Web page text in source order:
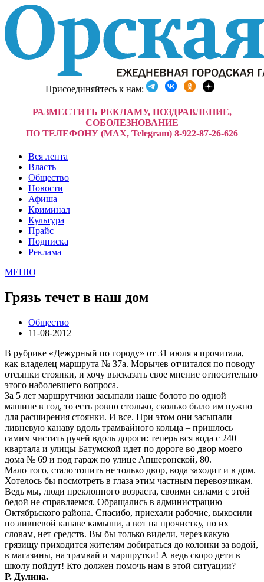
Присоединяйтесь к нам:
РАЗМЕСТИТЬ РЕКЛАМУ, ПОЗДРАВЛЕНИЕ,
СОБОЛЕЗНОВАНИЕ
ПО ТЕЛЕФОНУ (MAX, Telegram) 8-922-87-26-626
Вся лента
Власть
Общество
Новости
Афиша
Криминал
Культура
Прайс
Подписка
Реклама
МЕНЮ
Грязь течет в наш дом
Общество
11-08-2012
В рубрике «Дежурный по городу» от 31 июля я прочитала,
как владелец маршрута № 37а. Морычев отчитался по поводу
отсыпки стоянки, и хочу высказать свое мнение относительно
этого наболевшего вопроса.
За 5 лет маршрутчики засыпали наше болото по одной
машине в год, то есть ровно столько, сколько было им нужно
для расширения стоянки. И все. При этом они засыпали
ливневую канаву вдоль трамвайного кольца – пришлось
самим чистить ручей вдоль дороги: теперь вся вода с 240
квартала и улицы Батумской идет по дороге во двор моего
дома № 69 и под гараж по улице Апшеронской, 80.
Мало того, стало топить не только двор, вода заходит и в дом.
Хотелось бы посмотреть в глаза этим частным перевозчикам.
Ведь мы, люди преклонного возраста, своими силами с этой
бедой не справляемся. Обращались в администрацию
Октябрьского района. Спасибо, приехали рабочие, выкосили
по ливневой канаве камыши, а вот на прочистку, по их
словам, нет средств. Вы бы только видели, через какую
грязищу приходится жителям добираться до колонки за водой,
в магазины, на трамвай и маршрутки! А ведь скоро дети в
школу пойдут! Кто должен помочь нам в этой ситуации?
Р. Дулина.